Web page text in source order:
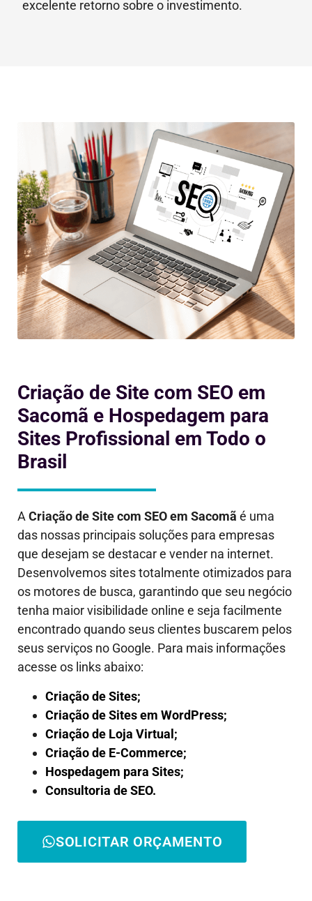
excelente retorno sobre o investimento.
Criação de Site com SEO em
Sacomã e Hospedagem para
Sites Profissional em Todo o
Brasil
ACriação de Site com SEO em Sacomã é uma
das nossas principais soluções para empresas
que desejam se destacar e vender na internet.
Desenvolvemos sites totalmente otimizados para
os motores de busca, garantindo que seu negócio
tenha maior visibilidade online e seja facilmente
encontrado quando seus clientes buscarem pelos
seus serviços no Google. Para mais informações
acesse os links abaixo:
Criação de Sites;
Criação de Sites em WordPress;
Criação de Loja Virtual;
Criação de E-Commerce;
Hospedagem para Sites;
Consultoria de SEO.
SOLICITAR ORÇAMENTO